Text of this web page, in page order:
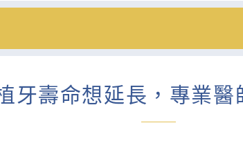
牙壽命想延長，專業醫